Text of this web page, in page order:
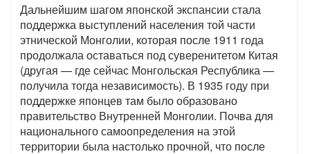
Дальнейшим шагом японской экспансии стала
поддержка выступлений населения той части
этнической Монголии, которая после 1911 года
продолжала оставаться под суверенитетом Китая
(другая — где сейчас Монгольская Республика —
получила тогда независимость). В 1935 году при
поддержке японцев там было образовано
правительство Внутренней Монголии. Почва для
национального самоопределения на этой
территории была настолько прочной, что после